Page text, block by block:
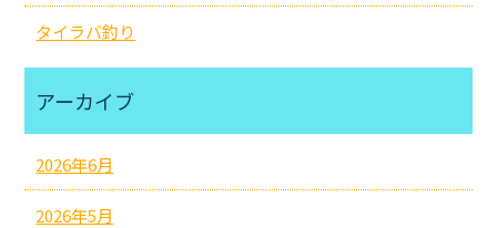
タイラバ釣り
アーカイブ
2026年6月
2026年5月